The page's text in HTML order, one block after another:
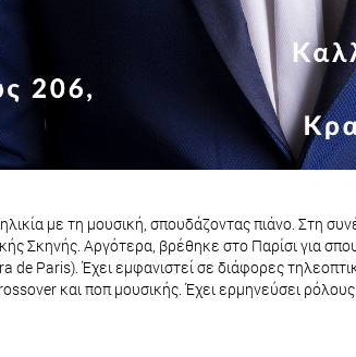
με τη μουσική, σπουδάζοντας πιάνο. Στη
Σκηνής. Αργότερα, βρέθηκε στο Παρίσι για
Paris). Έχει εμφανιστεί σε διάφορες
και ποπ μουσικής. Έχει ερμηνεύσει